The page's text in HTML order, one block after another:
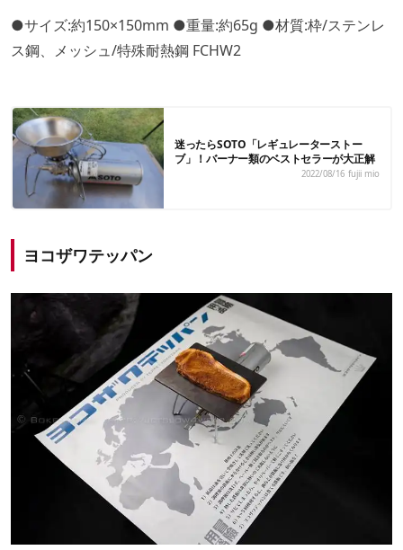
●サイズ:約150×150mm ●重量:約65g ●材質:枠/ステンレ
ス鋼、メッシュ/特殊耐熱鋼 FCHW2
迷ったらSOTO「レギュレーターストー
ブ」！バーナー類のベストセラーが大正解
2022/08/16 fujii mio
ヨコザワテッパン